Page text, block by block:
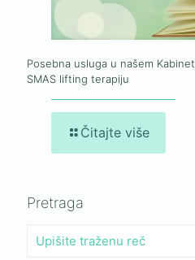
Posebna usluga u našem
SMAS lifting terapiju
Čitajte više
Pretraga